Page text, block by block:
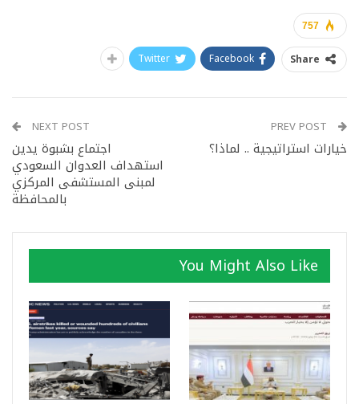
757
Share
Facebook
Twitter
خيارات استراتيجية .. لماذا؟
NEXT POST
اجتماع بشبوة يدين
استهداف العدوان السعودي
لمبنى المستشفى المركزي
بالمحافظة
You Might Also Like